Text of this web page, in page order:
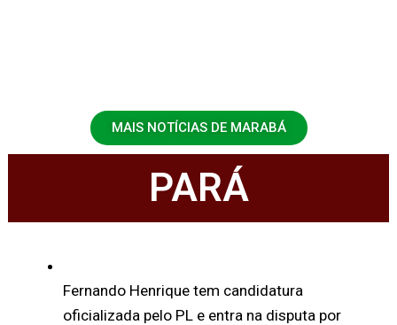
MAIS NOTÍCIAS DE MARABÁ
PARÁ
Fernando Henrique tem candidatura
oficializada pelo PL e entra na disputa por